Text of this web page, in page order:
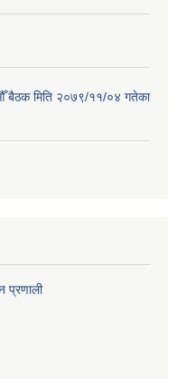
औँ बैठक मिति २०७९/११/०४ गतेका
प्रणाली